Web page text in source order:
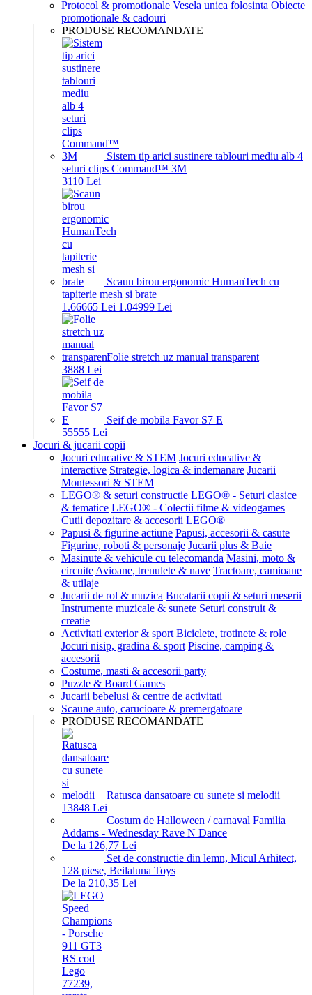
Protocol & promotionale Vesela unica folosinta Obiecte
promotionale & cadouri
PRODUSE RECOMANDATE
Sistem tip arici sustinere tablouri mediu alb 4
seturi clips Command™ 3M
3110 Lei
Scaun birou ergonomic HumanTech cu
tapiterie mesh si brate
1.66665 Lei 1.04999 Lei
Folie stretch uz manual transparent
3888 Lei
Seif de mobila Favor S7 E
55555 Lei
Jocuri & jucarii copii
Jocuri educative & STEM Jocuri educative &
interactive Strategie, logica & indemanare Jucarii
Montessori & STEM
LEGO® & seturi constructie LEGO® - Seturi clasice
& tematice LEGO® - Colectii filme & videogames
Cutii depozitare & accesorii LEGO®
Papusi & figurine actiune Papusi, accesorii & casute
Figurine, roboti & personaje Jucarii plus & Baie
Masinute & vehicule cu telecomanda Masini, moto &
circuite Avioane, trenulete & nave Tractoare, camioane
& utilaje
Jucarii de rol & muzica Bucatarii copii & seturi meserii
Instrumente muzicale & sunete Seturi construit &
creatie
Activitati exterior & sport Biciclete, trotinete & role
Jocuri nisip, gradina & sport Piscine, camping &
accesorii
Costume, masti & accesorii party
Puzzle & Board Games
Jucarii bebelusi & centre de activitati
Scaune auto, carucioare & premergatoare
PRODUSE RECOMANDATE
Ratusca dansatoare cu sunete si melodii
13848 Lei
Costum de Halloween / carnaval Familia
Addams - Wednesday Rave N Dance
De la 126,77 Lei
Set de constructie din lemn, Micul Arhitect,
128 piese, Beilaluna Toys
De la 210,35 Lei